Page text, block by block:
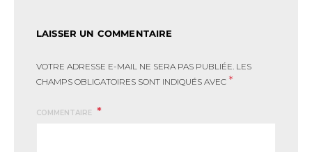
LAISSER UN COMMENTAIRE
VOTRE ADRESSE E-MAIL NE SERA PAS PUBLIÉE. LES
CHAMPS OBLIGATOIRES SONT INDIQUÉS AVEC *
COMMENTAIRE